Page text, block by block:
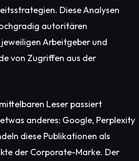
Diese Analysen
autoritären
Arbeitgeber und
von Zugriffen aus der
Leser passiert
anderes: Google, Perplexity
diese Publikationen als
der Corporate-Marke. Der